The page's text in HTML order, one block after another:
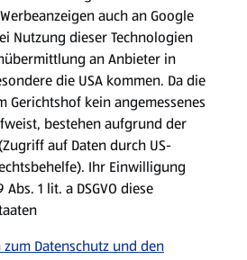
auch an Google
Nutzung dieser Technologien
an Anbieter in
die USA kommen. Da die
Gerichtshof kein angemessenes
bestehen aufgrund der
auf Daten durch US-
Ihr Einwilligung
1 lit. a DSGVO diese
Datenschutz und den